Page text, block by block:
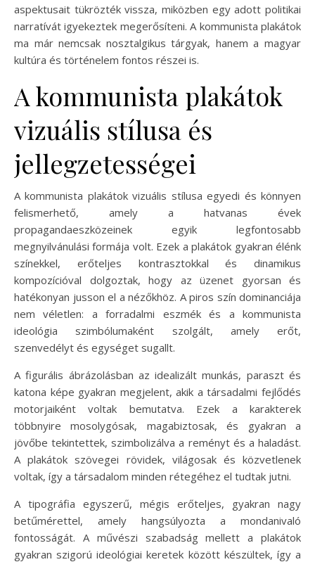
aspektusait tükrözték vissza, miközben egy adott politikai
narratívát igyekeztek megerősíteni. A kommunista plakátok
ma már nemcsak nosztalgikus tárgyak, hanem a magyar
kultúra és történelem fontos részei is.
A kommunista plakátok
vizuális stílusa és
jellegzetességei
A kommunista plakátok vizuális stílusa egyedi és könnyen
felismerhető, amely a hatvanas évek
propagandaeszközeinek egyik legfontosabb
megnyilvánulási formája volt. Ezek a plakátok gyakran élénk
színekkel, erőteljes kontrasztokkal és dinamikus
kompozícióval dolgoztak, hogy az üzenet gyorsan és
hatékonyan jusson el a nézőkhöz. A piros szín dominanciája
nem véletlen: a forradalmi eszmék és a kommunista
ideológia szimbólumaként szolgált, amely erőt,
szenvedélyt és egységet sugallt.
A figurális ábrázolásban az idealizált munkás, paraszt és
katona képe gyakran megjelent, akik a társadalmi fejlődés
motorjaiként voltak bemutatva. Ezek a karakterek
többnyire mosolygósak, magabiztosak, és gyakran a
jövőbe tekintettek, szimbolizálva a reményt és a haladást.
A plakátok szövegei rövidek, világosak és közvetlenek
voltak, így a társadalom minden rétegéhez el tudtak jutni.
A tipográfia egyszerű, mégis erőteljes, gyakran nagy
betűmérettel, amely hangsúlyozta a mondanivaló
fontosságát. A művészi szabadság mellett a plakátok
gyakran szigorú ideológiai keretek között készültek, így a